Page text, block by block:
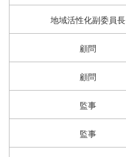
地域活性化副委員長
顧問
顧問
監事
監事